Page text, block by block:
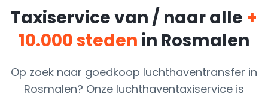
Taxiservice van / naar alle +
10.000 steden in Rosmalen
Op zoek naar goedkoop luchthaventransfer in
Rosmalen? Onze luchthaventaxiservice is